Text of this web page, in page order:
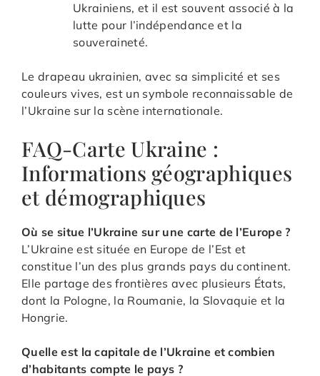
Ukrainiens, et il est souvent associé à la
lutte pour l’indépendance et la
souveraineté.
Le drapeau ukrainien, avec sa simplicité et ses
couleurs vives, est un symbole reconnaissable de
l’Ukraine sur la scène internationale.
FAQ-Carte Ukraine :
Informations géographiques
et démographiques
Où se situe l’Ukraine sur une carte de l’Europe ?
L’Ukraine est située en Europe de l’Est et
constitue l’un des plus grands pays du continent.
Elle partage des frontières avec plusieurs États,
dont la Pologne, la Roumanie, la Slovaquie et la
Hongrie.
Quelle est la capitale de l’Ukraine et combien
d’habitants compte le pays ?